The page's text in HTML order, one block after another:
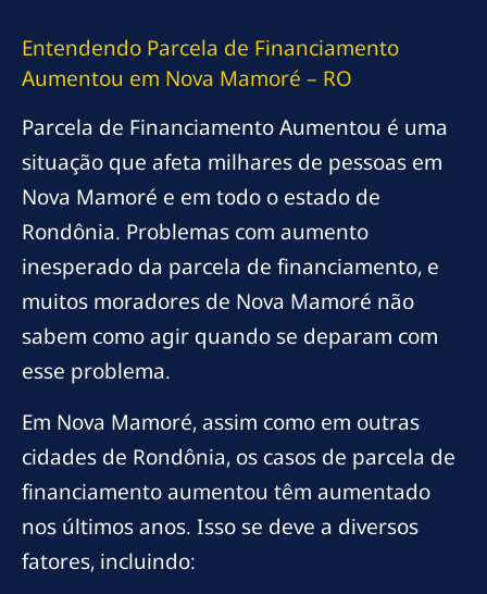
Entendendo Parcela de Financiamento
Aumentou em Nova Mamoré – RO
Parcela de Financiamento Aumentou é uma
situação que afeta milhares de pessoas em
Nova Mamoré e em todo o estado de
Rondônia. Problemas com aumento
inesperado da parcela de financiamento, e
muitos moradores de Nova Mamoré não
sabem como agir quando se deparam com
esse problema.
Em Nova Mamoré, assim como em outras
cidades de Rondônia, os casos de parcela de
financiamento aumentou têm aumentado
nos últimos anos. Isso se deve a diversos
fatores, incluindo: